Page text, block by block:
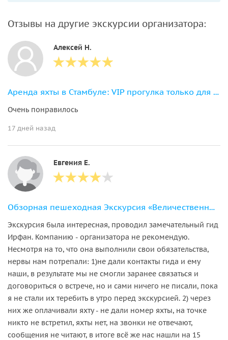
Отзывы на другие экскурсии организатора:
Алексей Н.
Аренда яхты в Стамбуле: VIP прогулка только для вашей компании
Очень понравилось
17 дней назад
Евгения Е.
Обзорная пешеходная Экскурсия «Величественный Стамбул»
Экскурсия была интересная, проводил замечательный гид
Ирфан. Компанию - организатора не рекомендую.
Несмотря на то, что она выполнили свои обязательства,
нервы нам потрепали: 1)не дали контакты гида и ему
наши, в результате мы не смогли заранее связаться и
договориться о встрече, но и сами ничего не писали, пока
я не стали их теребить в утро перед экскурсией. 2) через
них же оплачивали яхту - не дали номер яхты, на точке
никто не встретил, яхты нет, на звонки не отвечают,
сообщения не читают, в итоге всё же нас нашли на 15